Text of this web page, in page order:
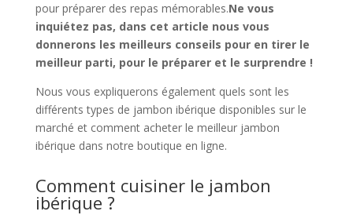
pour préparer des repas mémorables.Ne vous
inquiétez pas, dans cet article nous vous
donnerons les meilleurs conseils pour en tirer le
meilleur parti, pour le préparer et le surprendre !
Nous vous expliquerons également quels sont les
différents types de jambon ibérique disponibles sur le
marché et comment acheter le meilleur jambon
ibérique dans notre boutique en ligne.
Comment cuisiner le jambon
ibérique ?